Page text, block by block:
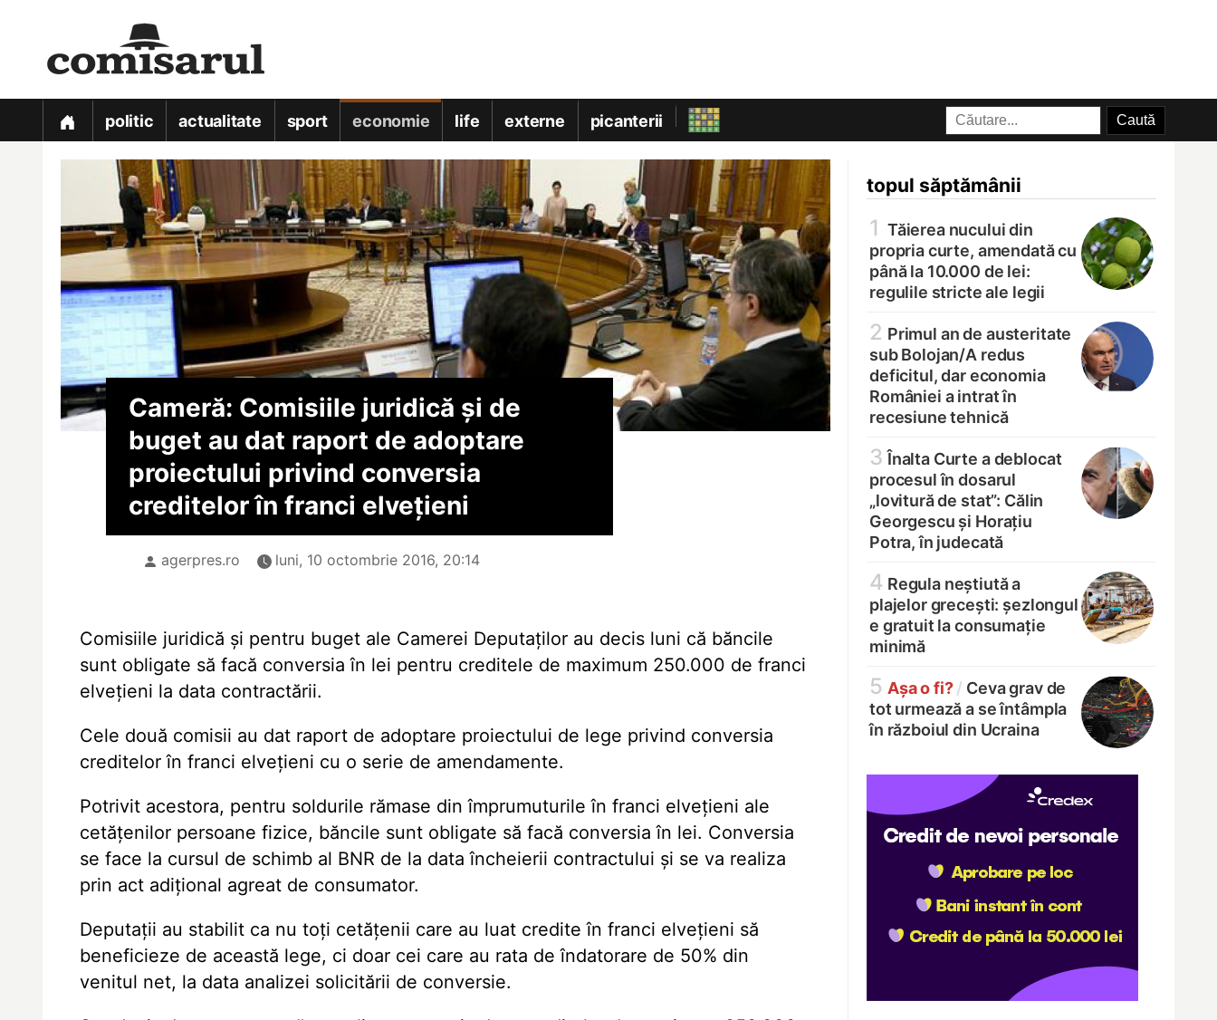
politic actualitate sport economie life externe picanterii
topul săptămânii
1 Tăierea nucului din
propria curte, amendată cu
până la 10.000 de lei:
regulile stricte ale legii
2 Primul an de austeritate
sub Bolojan/A redus
deficitul, dar economia
României a intrat în
recesiune tehnică
3 Înalta Curte a deblocat
procesul în dosarul
„lovitură de stat”: Călin
Georgescu și Horațiu
Potra, în judecată
4 Regula neștiută a
plajelor grecești: șezlongul
e gratuit la consumație
minimă
5 Așa o fi? / Ceva grav de
tot urmează a se întâmpla
în războiul din Ucraina
Cameră: Comisiile juridică și de
buget au dat raport de adoptare
proiectului privind conversia
creditelor în franci elvețieni
agerpres.ro luni, 10 octombrie 2016, 20:14
Comisiile juridică și pentru buget ale Camerei Deputaților au decis luni că băncile
sunt obligate să facă conversia în lei pentru creditele de maximum 250.000 de franci
elvețieni la data contractării.
Cele două comisii au dat raport de adoptare proiectului de lege privind conversia
creditelor în franci elvețieni cu o serie de amendamente.
Potrivit acestora, pentru soldurile rămase din împrumuturile în franci elvețieni ale
cetățenilor persoane fizice, băncile sunt obligate să facă conversia în lei. Conversia
se face la cursul de schimb al BNR de la data încheierii contractului și se va realiza
prin act adițional agreat de consumator.
Deputații au stabilit ca nu toți cetățenii care au luat credite în franci elvețieni să
beneficieze de această lege, ci doar cei care au rata de îndatorare de 50% din
venitul net, la data analizei solicitării de conversie.